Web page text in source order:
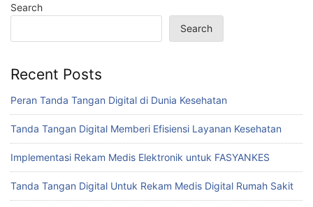
e
b
o
k
er l
s
A
e
dI
e
Search
Search
Recent Posts
Peran Tanda Tangan Digital di Dunia Kesehatan
Tanda Tangan Digital Memberi Efisiensi Layanan Kesehatan
Implementasi Rekam Medis Elektronik untuk FASYANKES
Tanda Tangan Digital Untuk Rekam Medis Digital Rumah Sakit